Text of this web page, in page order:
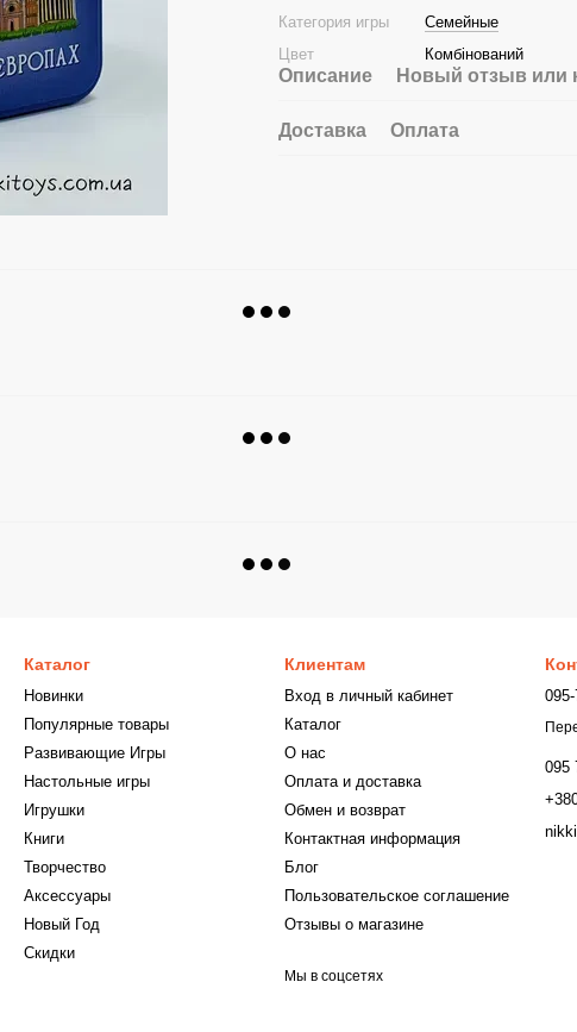
Категория игры
Семейные
Цвет
Комбінований
Описание Новый отзыв или
Доставка Оплата
Каталог
Новинки
Популярные товары
Развивающие Игры
Настольные игры
Игрушки
Книги
Творчество
Аксессуары
Новый Год
Скидки
Клиентам
Вход в личный кабинет
Каталог
О нас
Оплата и доставка
Обмен и возврат
Контактная информация
Блог
Пользовательское соглашение
Отзывы о магазине
Мы в соцсетях
095